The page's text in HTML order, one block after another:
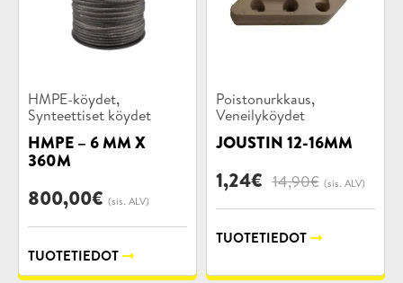
Tuotekategoriat:
HMPE-köydet,
Synteettiset köydet
HMPE – 6 MM X
360M
800,00€ (sis. ALV)
TUOTETIEDOT
Tuotekategoriat:
Poistonurkkaus,
Veneilyköydet
JOUSTIN 12-16MM
14,90€
oli:
1,24€ Nykyinen
on:
(sis. ALV)
TUOTETIEDOT